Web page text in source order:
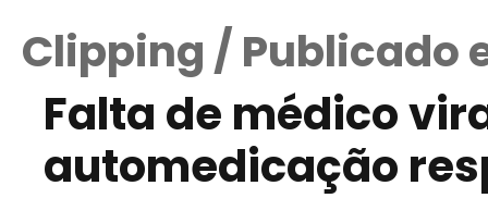
Clipping / Publicado
Falta de médico
automedicação